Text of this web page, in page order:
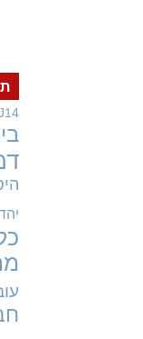
J14
יהדות